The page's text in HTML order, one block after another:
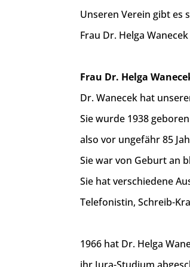
Unseren Verein gibt es
Frau Dr. Helga
Frau Dr. Helga
Dr. Wanecek hat
Sie wurde 1938 geboren
also vor ungefähr 85
Sie war von Geburt an
Sie hat verschiedene
Telefonistin, Schreib-
1966 hat Dr. Helga